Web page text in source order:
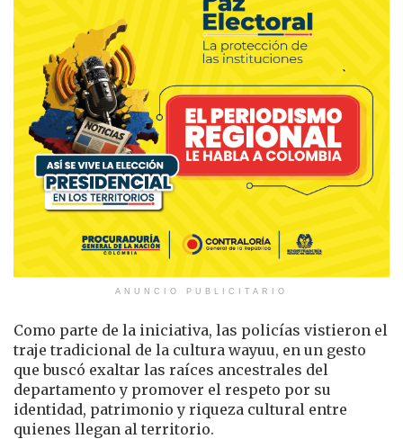
ANUNCIO PUBLICITARIO
Como parte de la iniciativa, las policías vistieron el
traje tradicional de la cultura wayuu, en un gesto
que buscó exaltar las raíces ancestrales del
departamento y promover el respeto por su
identidad, patrimonio y riqueza cultural entre
quienes llegan al territorio.